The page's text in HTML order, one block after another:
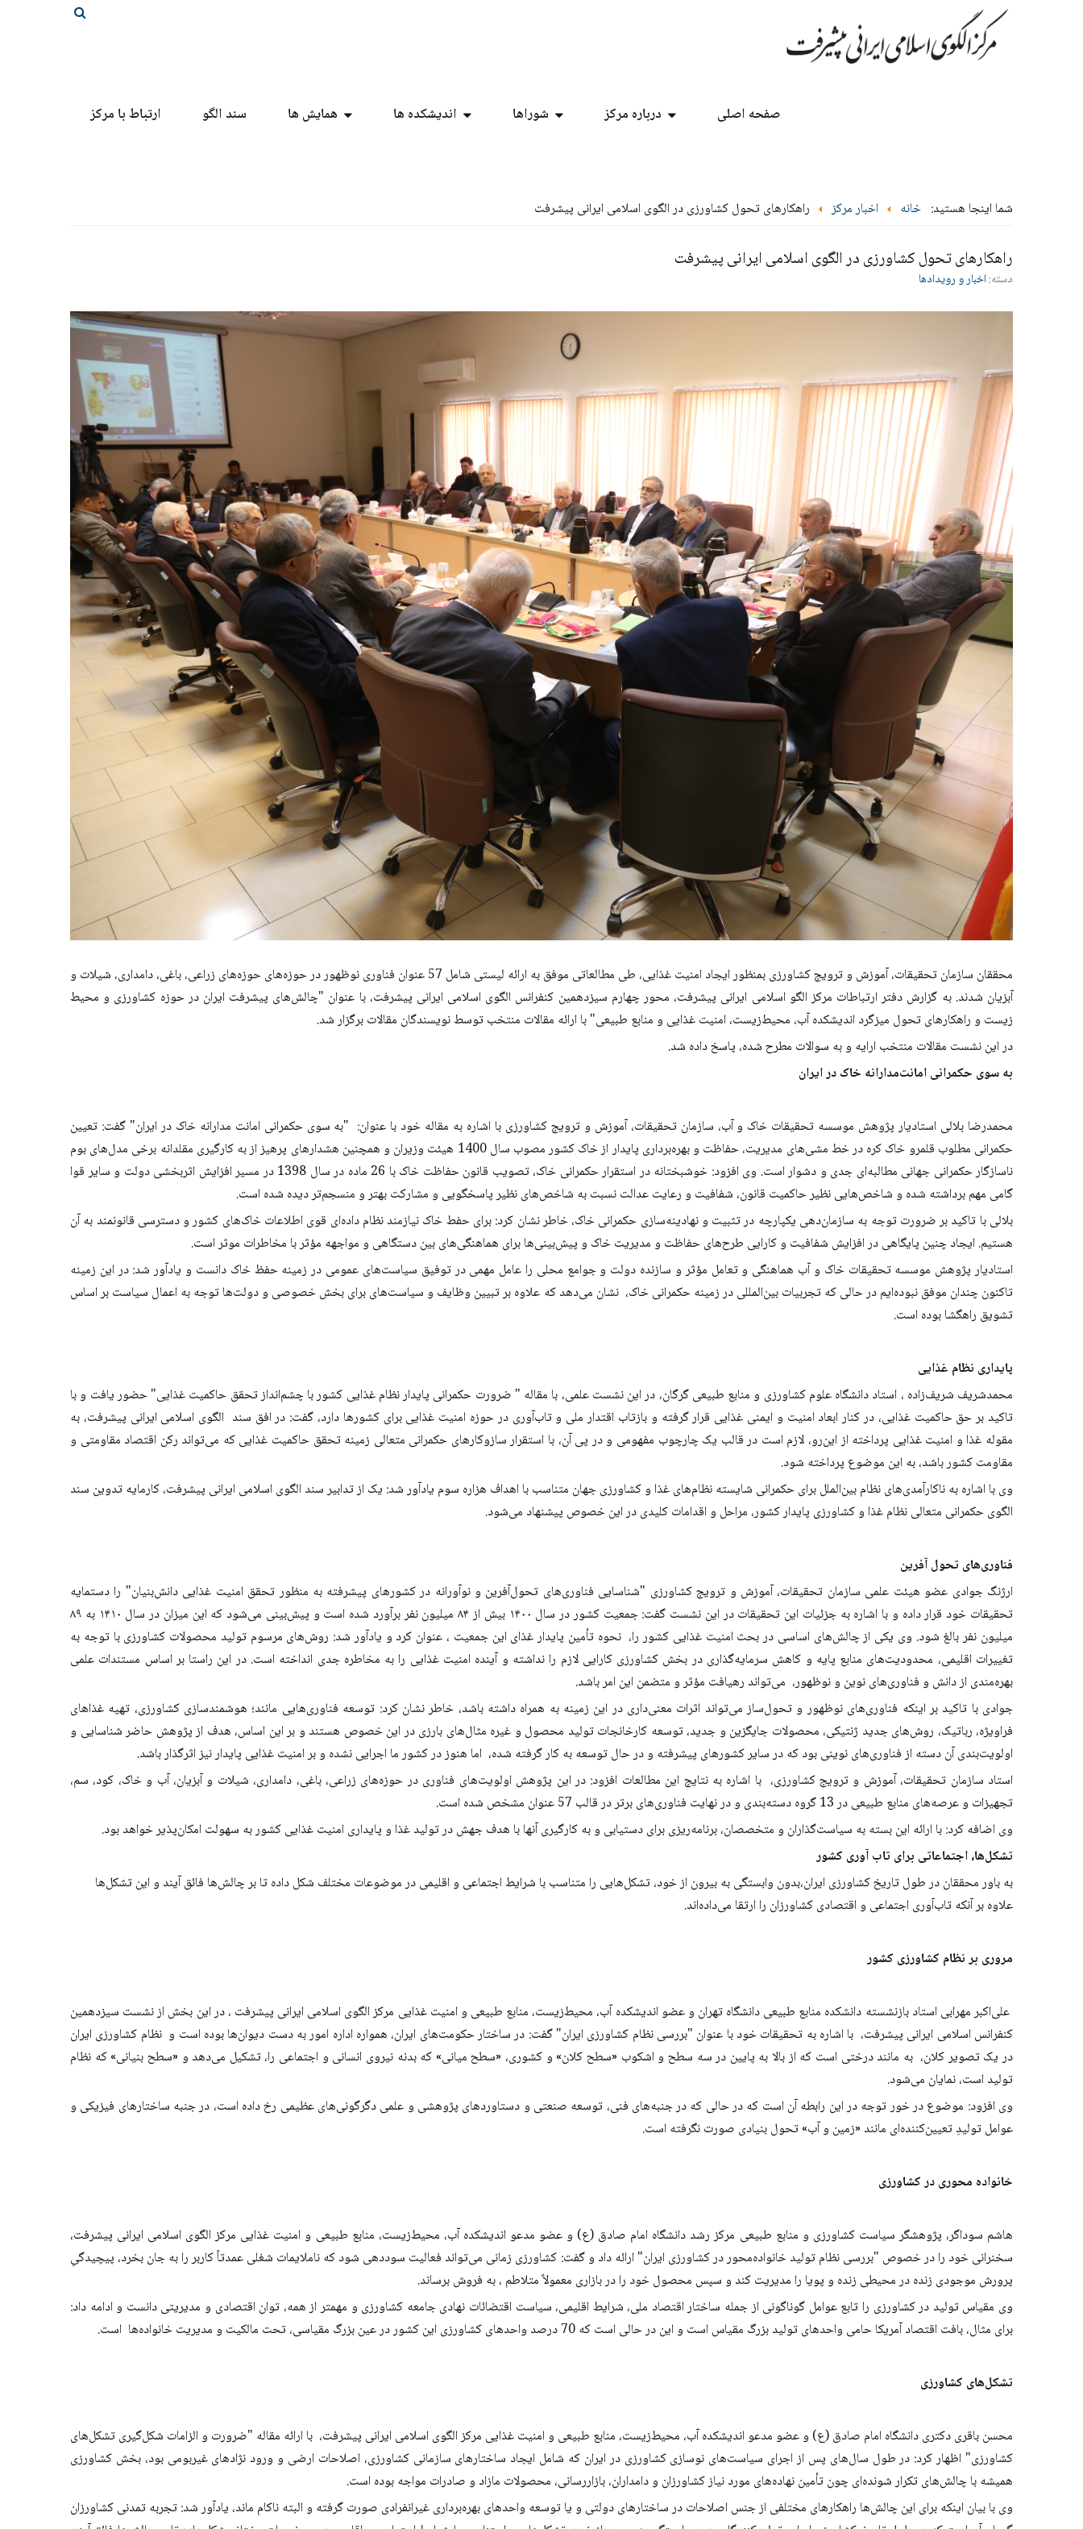
صفحه اصلی درباره مرکز شوراها اندیشکده ها همایش ها سند الگو ارتباط با مرکز
شما اینجا هستید: خانه اخبار مرکز راهکارهای تحول کشاورزی در الگوی اسلامی ایرانی پیشرفت
راهکارهای تحول کشاورزی در الگوی اسلامی ایرانی پیشرفت
دسته:اخبار و رویدادها
محققان سازمان تحقیقات، آموزش و ترویج کشاورزی بمنظور ایجاد امنیت غذایی، طی مطالعاتی موفق به ارائه لیستی شامل 57 عنوان فناوری نوظهور در حوزه‌های حوزه‌های زراعی، باغی، دامداری، شیلات و
آبزیان شدند. به گزارش دفتر ارتباطات مرکز الگو اسلامی ایرانی پیشرفت، محور چهارم سیزدهمین کنفرانس الگوی اسلامی ایرانی پیشرفت، با عنوان "چالش‌های پیشرفت ایران در حوزه کشاورزی و محیط‌
زیست و راهکارهای تحول میزگرد اندیشکده آب، محیط‌زیست، امنیت غذایی و منابع طبیعی" با ارائه مقالات منتخب توسط نویسندگان مقالات برگزار شد.
در این نشست مقالات منتخب ارایه و به سوالات مطرح شده، پاسخ داده شد.
به سوی حکمرانی امانت‌مدارانه خاک در ایران
محمدرضا بلالی استادیار پژوهش موسسه تحقیقات خاک و آب، سازمان تحقیقات، آموزش و ترویج کشاورزی با اشاره به مقاله خود با عنوان: "به سوی حکمرانی امانت مدارانه خاک در ایران" گفت: تعیین
حکمرانی مطلوب قلمرو خاک کره در خط‌‌ مشی‌های مديريت، حفاظت و بهره‌برداری پايدار از خاک كشور مصوب سال 1400 هیئت‌ وزیران و همچنین هشدارهای پرهیز از به ‌کارگیری مقلدانه برخی مدل‌های بوم
ناسازگار حکمرانی جهانی مطالبه‌ای جدی و دشوار است. وی افزود: خوشبختانه در استقرار حکمرانی خاک، تصویب قانون حفاظت خاک با 26 ماده در سال 1398 در مسیر افزایش اثربخشی دولت و سایر قوا
گامی مهم برداشته شده و شاخص‌هایی نظیر حاکمیت قانون، شفافیت و رعایت عدالت نسبت به شاخص‌های نظیر پاسخگویی و مشارکت بهتر و منسجم‌تر دیده شده است.
بلالی با تاکید بر ضرورت توجه به سازمان‌دهی یکپارچه در تثبیت و نهادینه‌سازی حکمرانی خاک، خاطر نشان کرد: برای حفط خاک نیازمند نظام داده‌ای قوی اطلاعات خاک‌های کشور و دسترسی قانونمند به آن
هستیم. ایجاد چنین پایگاهی در افزایش شفافیت و کارایی طرح‌های حفاظت و مدیریت خاک و پیش‌بینی‌ها برای هماهنگی‌های بین دستگاهی و مواجهه مؤثر با مخاطرات موثر است.
استادیار پژوهش موسسه تحقیقات خاک و آب هماهنگی و تعامل مؤثر و سازنده دولت و جوامع محلی را عامل مهمی در توفیق سیاست‌های عمومی در زمینه حفظ خاک دانست و یادآور شد: در این زمینه
تاکنون چندان موفق نبوده‌ایم در حالی که تجربیات بین‌المللی در زمینه حکمرانی خاک، نشان می‌دهد که علاوه بر تبیین وظایف و سیاست‌های برای بخش خصوصی و دولت‌ها توجه به اعمال سیاست بر اساس
تشویق راهگشا بوده است.
پایداری نظام غذایی
محمدشریف شریف‌زاده ، استاد دانشگاه علوم کشاورزی و منابع طبیعی گرگان، در این نشست علمی، با مقاله " ضرورت حکمرانی پایدار نظام‌‌ غذایی کشور با چشم‌انداز تحقق حاکمیت غذایی" حضور یافت و با
تاکید بر حق حاکمیت غذایی، در کنار ابعاد امنیت و ایمنی غذایی قرار گرفته و بازتاب اقتدار ملی و تاب‌آوری در حوزه امنیت غذایی برای کشورها دارد، گفت: در افق سند الگوی اسلامی ایرانی پیشرفت، به
مقوله غذا و امنیت غذایی پرداخته از این‌رو، لازم است در قالب یک چارچوب مفهومی و در پی آن، با استقرار سازوکارهای حکمرانی متعالی زمینه تحقق حاکمیت غذایی که می‌تواند رکن اقتصاد مقاومتی و
مقاومت کشور باشد، به این موضوع پرداخته شود.
وی با اشاره به ناکارآمدی‌های نظام بین‌الملل برای حکمرانی شایسته نظام‌های غذا و کشاورزی جهان متناسب با اهداف هزاره سوم یادآور شد: یک از تدابیر سند الگوی اسلامی ایرانی پیشرفت، کارمایه تدوین سند
الگوی حکمرانی متعالی نظام غذا و کشاورزی پایدار کشور، مراحل و اقدامات کلیدی در این خصوص پیشنهاد می‌شود.
فناوری‌های تحول آفرین
ارژنگ جوادی عضو هیئت علمی سازمان تحقیقات، آموزش و ترویج کشاورزی "شناسایی فناوری‌های تحول‌آفرین و نوآورانه در کشورهای پیشرفته به منظور تحقق امنیت غذایی دانش‌بنیان" را دستمایه
تحقیقات خود قرار داده و با اشاره به جزئیات این تحقیقات در این نشست گفت: جمعیت کشور در سال ۱۴۰۰ بیش از ۸۴ میلیون نفر برآورد شده است و پیش‌بینی می‌شود که این میزان در سال ۱۴۱۰ به ۸۹
میلیون نفر بالغ شود. وی یکی از چالش‌های اساسی در بحث امنیت غذایی کشور را، نحوه تأمین پایدار غذای این جمعیت ، عنوان کرد و یادآور شد: روش‌های مرسوم تولید محصولات کشاورزی با توجه به
تغییرات اقلیمی، محدودیت‌های منابع پایه و کاهش سرمایه‌گذاری در بخش کشاورزی کارایی لازم را نداشته و آینده امنیت غذایی را به مخاطره جدی انداخته است. در این راستا بر اساس مستندات علمی
بهره‌مندی از دانش و فناوری‌های نوین و نوظهور، می‌تواند رهیافت مؤثر و متضمن این امر باشد.
جوادی با تاکید بر اینکه فناوری‌های نوظهور و تحول‌ساز می‌تواند اثرات معنی‌داری در این زمینه به همراه داشته باشد، خاطر نشان کرد: توسعه فناوری‌هایی مانند؛ هوشمندسازی کشاورزی، تهیه غذاهای
فراویژه، رباتیک، روش‌های جدید ژنتیکی، محصولات جایگزین و جدید، توسعه کارخانجات تولید محصول و غیره مثال‌های بارزی در این خصوص هستند و بر این اساس، هدف از پژوهش حاضر شناسایی و
اولویت‌بندی آن دسته از فناوری‌های نوینی بود که در سایر کشورهای پیشرفته و در حال توسعه به کار گرفته شده، اما هنوز در کشور ما اجرایی نشده و بر امنیت غذایی پایدار نیز اثرگذار باشد.
استاد سازمان تحقیقات، آموزش و ترویج کشاورزی، با اشاره به نتایج این مطالعات افزود: در این پژوهش اولویت‌های فناوری در حوزه‌های زراعی، باغی، دامداری، شیلات و آبزیان، آب و خاک، کود، سم،
تجهیزات و عرصه‌های منابع طبیعی در 13 گروه دسته‌بندی و در نهایت فناوری‌های برتر در قالب 57 عنوان مشخص شده است.
وی اضافه کرد: با ارائه این بسته به سیاست‌گذاران و متخصصان، برنامه‌ریزی برای دستیابی و به کارگیری آنها با هدف جهش در تولید غذا و پایداری امنیت غذایی کشور به سهولت امکان‌پذیر خواهد بود.
تشکل‌ها، اجتماعاتی برای تاب آوری کشور
به باور محققان در طول تاریخ کشاورزی ایران،بدون وابستگی به بیرون از خود، تشکل‌هایی را متناسب با شرایط اجتماعی و اقلیمی در موضوعات مختلف شکل داده تا بر چالش‌ها فائق آیند و این تشکل‌ها
علاوه بر آنکه تاب‌آوری اجتماعی و اقتصادی کشاورزان را ارتقا می‌داده‌اند.
مروری بر نظام کشاورزی کشور
علی‌اکبر مهرابی استاد بازنشسته دانشکده منابع طبیعی دانشگاه تهران و عضو اندیشکده آب، محیط‌زیست، منابع طبیعی و امنیت غذایی مرکز الگوی اسلامی ایرانی پیشرفت ، در این بخش از نشست سیزدهمین
کنفرانس اسلامی ایرانی پیشرفت، با اشاره به تحقیقات خود با عنوان "بررسی نظام کشاورزی ایران" گفت: در ساختار حکومت‌های ایران، همواره اداره امور به دست دیوان‌ها بوده است و نظام کشاورزی ایران
در یک تصویر کلان، به مانند درختی است که از بالا به پایین در سه سطح و اشکوب «سطح کلان» و کشوری، «سطح میانی» که بدنه نیروی انسانی و اجتماعی را، تشکیل می‌دهد و «سطح بنیانی» که نظام
تولید است، نمایان می‌شود.
وی افزود: موضوع در خور توجه در این رابطه آن است که در حالی که در جنبه‌های فنی، توسعه صنعتی و دستاوردهای پژوهشی و علمی دگرگونی‌های عظیمی رخ داده است، در جنبه ساختارهای فیزیکی و
عوامل تولیدِ تعیین‌کننده‌ای مانند «زمین و آب» تحول بنیادی صورت نگرفته است.
خانواده محوری در کشاورزی
هاشم سوداگر، پژوهشگر سیاست کشاورزی و منابع طبیعی مرکز رشد دانشگاه امام صادق (ع) و عضو مدعو اندیشکده آب، محیط‌زیست، منابع طبیعی و امنیت غذایی مرکز الگوی اسلامی ایرانی پیشرفت،
سخنرانی خود را در خصوص "بررسی نظام تولید خانواده‌محور در کشاورزی ایران" ارائه داد و گفت: کشاورزی زمانی می‌تواند فعالیت سوددهی شود که ناملایمات شغلی عمدتاً کاربر را به جان بخرد، پیچیدگیِ
پرورش موجودی زنده در محیطی زنده و پویا را مدیریت کند و سپس محصول خود را در بازاری معمولاً متلاطم ، به فروش برساند.
وی مقیاس تولید در کشاورزی را تابع عوامل گوناگونی از جمله ساختار اقتصاد ملی، شرایط اقلیمی، سیاست اقتضائات نهادی جامعه کشاورزی و مهمتر از همه، توان اقتصادی و مدیریتی دانست و ادامه داد:
برای مثال، بافت اقتصاد آمریکا حامی واحدهای تولید بزرگ مقیاس است و این در حالی است که 70 درصد واحدهای کشاورزی این کشور در عین بزرگ مقیاسی، تحت مالکیت و مدیریت خانواده‌ها است.
تشکل‌های کشاورزی
محسن باقری دکتری دانشگاه امام صادق (ع) و عضو مدعو اندیشکده آب، محیط‌زیست، منابع طبیعی و امنیت غذایی مرکز الگوی اسلامی ایرانی پیشرفت، با ارائه مقاله "ضرورت و الزامات شکل‌گیری تشکل‌های
کشاورزی" اظهار کرد: در طول سال‌های پس از اجرای سیاست‌های نوسازی کشاورزی در ایران که شامل ایجاد ساختارهای سازمانی کشاورزی، اصلاحات ارضی و ورود نژادهای غیربومی بود، بخش کشاورزی
همیشه با چالش‌های تکرار شونده‌ای چون تأمین نهاده‌های مورد نیاز کشاورزان و دامداران، بازاررسانی، محصولات مازاد و صادرات مواجه بوده است.
وی با بیان اینکه برای این چالش‌ها راهکارهای مختلفی از جنس اصلاحات در ساختارهای دولتی و یا توسعه واحدهای بهره‌برداری غیرانفرادی صورت گرفته و البته ناکام ماند، یادآور شد: تجربه تمدنی کشاورزان